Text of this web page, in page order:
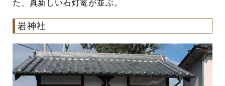
た、真新しい石灯篭が並ぶ。
岩神社